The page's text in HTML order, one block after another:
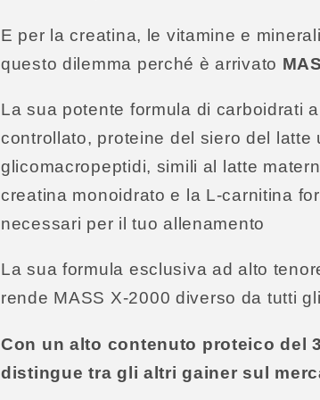
E per la creatina, le vitamine e
questo dilemma perché è arrivato
La sua potente formula di carboidrati
controllato, proteine del siero del latte
glicomacropeptidi, simili al latte
creatina monoidrato e la L-carnitina
necessari per il tuo allenamento
La sua formula esclusiva ad alto
rende MASS X-2000 diverso da tutti
Con un alto contenuto proteico del
distingue tra gli altri gainer sul